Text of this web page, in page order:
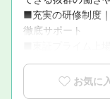
■充実の研修制度
徹底サポート
■東証プライム上
体の圧倒的な安心
■育休復帰率100
厚いサポート体制
お気に